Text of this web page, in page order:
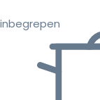
inbegrepen